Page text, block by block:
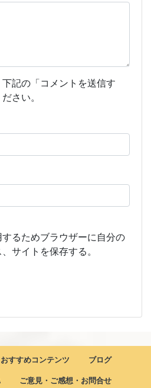
記の「コメントを送信す
さい。
るためブラウザーに自分の
サイトを保存する。
おすすめコンテンツ ブログ
ご意見・ご感想・お問合せ